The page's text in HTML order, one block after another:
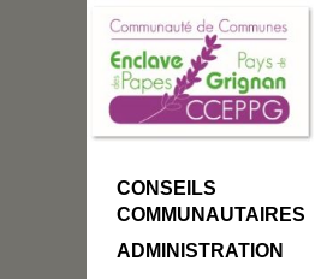
CONSEILS
COMMUNAUTAIRES
ADMINISTRATION